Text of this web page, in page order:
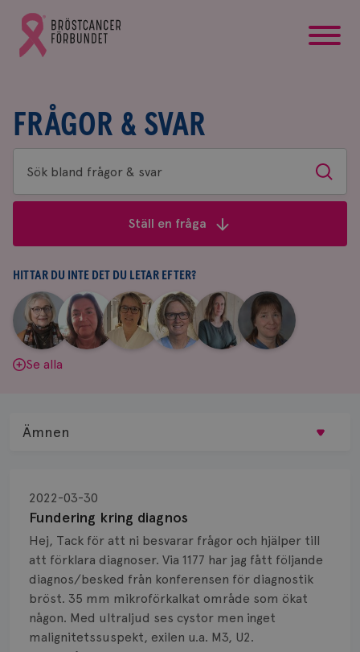
Gå
till
Bröstcancerförbundets
FRÅGOR & SVAR
Sök
bland
&
svar
Sök
Ställ en fråga
HITTAR DU INTE DET DU LETAR EFTER?
Aina
Johnsson
|
Anne
Andersson
Fredrika
Killander
|
Jeanette
Bäcklund
|
Maria
Edegran
|
Yvette
Andersson
Se alla
Fundering kring diagnos
2022-03-30
Hej, Tack för att ni besvarar frågor och hjälper till
att förklara diagnoser. Via 1177 har jag fått följande
diagnos/besked från konferensen för diagnostik
bröst. 35 mm mikroförkalkat område som ökat
någon. Med ultraljud ses cystor men inget
malignitetssuspekt, exilen u.a. M3, U2.
Ämnen
Biopsi
Biverkningar
Bröstvårta
Knöl